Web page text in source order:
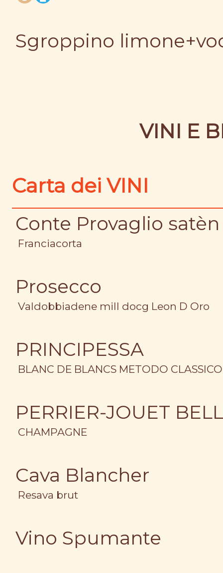
Sgroppino
VINI E
Carta dei VINI
Conte Provaglio satèn
Franciacorta
Prosecco
Valdobbiadene mill docg Leon D Oro
PRINCIPESSA
BLANC DE BLANCS METODO CLASSICO
PERRIER-JOUET
CHAMPAGNE
Cava Blancher
Resava brut
Vino Spumante